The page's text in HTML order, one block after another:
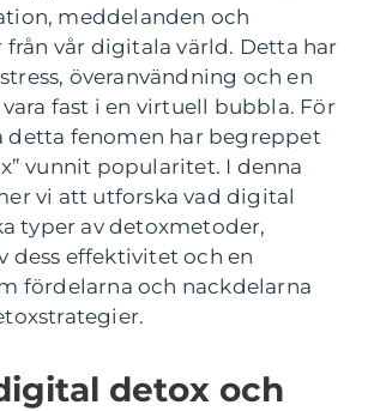
meddelanden och
vår digitala värld. Detta har
överanvändning och en
fast i en virtuell bubbla. För
detta fenomen har begreppet
vunnit popularitet. I denna
vi att utforska vad digital
typer av detoxmetoder,
dess effektivitet och en
fördelarna och nackdelarna
detox och